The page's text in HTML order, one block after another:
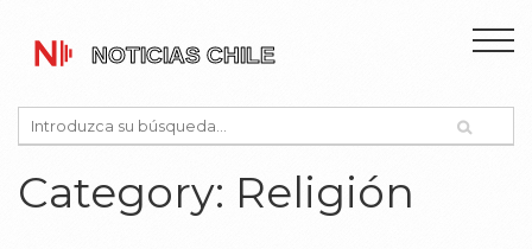
Category: Religión